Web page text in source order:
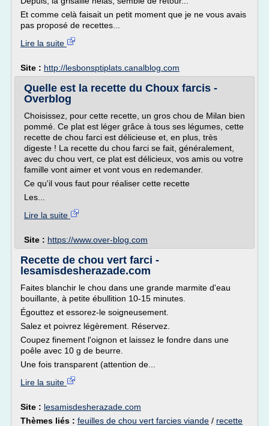
Et comme celà faisait un petit moment que je ne vous avais
pas proposé de recettes...
Lire la suite
Site : http://lesbonsptiplats.canalblog.com
Quelle est la recette du Choux farcis -
Overblog
Choisissez, pour cette recette, un gros chou de Milan bien
pommé. Ce plat est léger grâce à tous ses légumes, cette
recette de chou farci est délicieuse et, en plus, très
digeste ! La recette du chou farci se fait, généralement,
avec du chou vert, ce plat est délicieux, vos amis ou votre
famille vont aimer et vont vous en redemander.
Ce qu'il vous faut pour réaliser cette recette
Les...
Lire la suite
Site : https://www.over-blog.com
Recette de chou vert farci -
lesamisdesherazade.com
Faites blanchir le chou dans une grande marmite d'eau
bouillante, à petite ébullition 10-15 minutes.
Égouttez et essorez-le soigneusement.
Salez et poivrez légèrement. Réservez.
Coupez finement l'oignon et laissez le fondre dans une
poêle avec 10 g de beurre.
Une fois transparent (attention de...
Lire la suite
Site : lesamisdesherazade.com
Thèmes liés : feuilles de chou vert farcies viande / recette